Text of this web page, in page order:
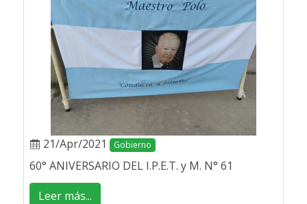
21/Apr/2021 Gobierno
60° ANIVERSARIO DEL I.P.E.T. y M. N° 61
Leer más...